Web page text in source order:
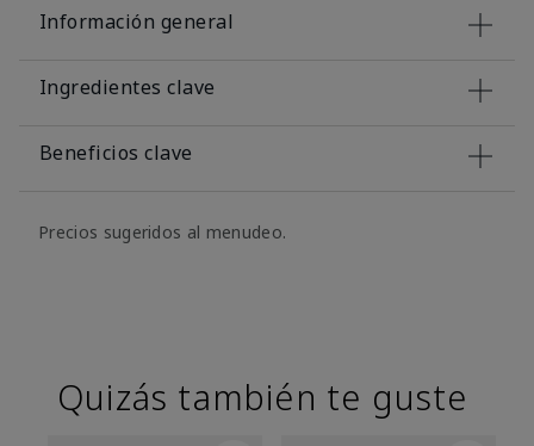
Información general
Ingredientes clave
Beneficios clave
Precios sugeridos al menudeo.
Quizás también te guste